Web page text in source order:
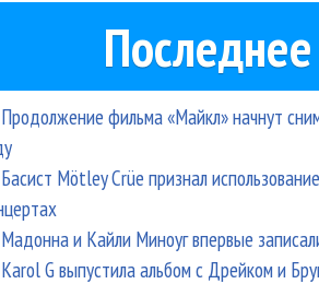
Последнее
Продолжение фильма «Майкл» начнут
Басист Mötley Crüe признал
Мадонна и Кайли Миноуг впервые
Karol G выпустила альбом с Дрейком и